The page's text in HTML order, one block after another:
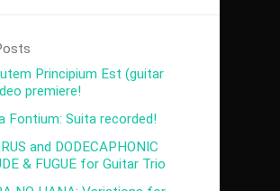
Principium Est (guitar
premiere!
Fontium: Suita recorded!
and DODECAPHONIC
& FUGUE for Guitar Trio